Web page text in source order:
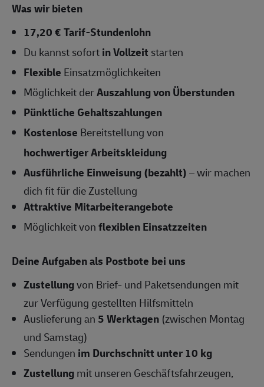
Was wir bieten
17,20 € Tarif-Stundenlohn
Du kannst sofortin Vollzeit starten
Flexible Einsatzmöglichkeiten
Möglichkeit derAuszahlung von Überstunden
Pünktliche Gehaltszahlungen
Kostenlose Bereitstellung von
hochwertiger Arbeitskleidung
Ausführliche Einweisung (bezahlt)– wir machen
dich fit für die Zustellung
Attraktive Mitarbeiterangebote
Möglichkeit vonflexiblen Einsatzzeiten
Deine Aufgaben als Postbote bei uns
Zustellungvon Brief- und Paketsendungen mit
zur Verfügung gestellten Hilfsmitteln
Auslieferung an5 Werktagen (zwischen Montag
und Samstag)
Sendungen im Durchschnitt unter 10 kg
Zustellungmit unseren Geschäftsfahrzeugen,